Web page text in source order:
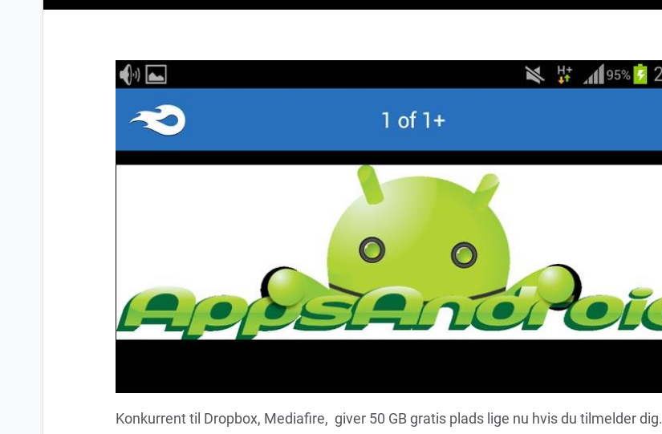
Konkurrent til Dropbox, Mediafire, giver 50 GB gratis plads lige nu hvis du tilmelder dig.